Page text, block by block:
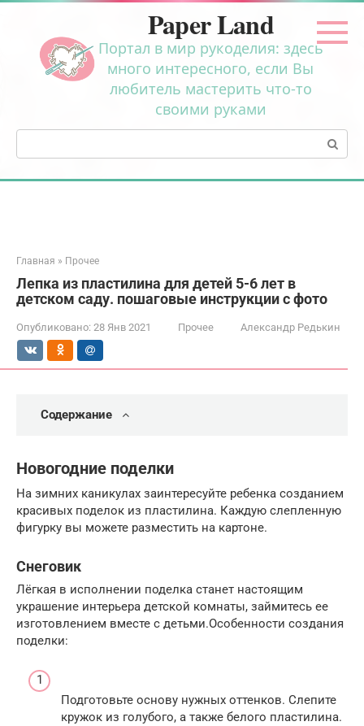
Перейти
контенту
Paper Land
Портал в мир рукоделия: здесь
много интересного, если Вы
любитель мастерить что-то
своими руками
Поиск:
Главная » Прочее
Лепка из пластилина для детей 5-6 лет в
детском саду. пошаговые инструкции с фото
Опубликовано: 28 Янв 2021 Прочее Александр Редькин
Содержание
Новогодние поделки
На зимних каникулах заинтересуйте ребенка созданием
красивых поделок из пластилина. Каждую слепленную
фигурку вы можете разместить на картоне.
Снеговик
Лёгкая в исполнении поделка станет настоящим
украшение интерьера детской комнаты, займитесь ее
изготовлением вместе с детьми.Особенности создания
поделки:
Подготовьте основу нужных оттенков. Слепите
кружок из голубого, а также белого пластилина.